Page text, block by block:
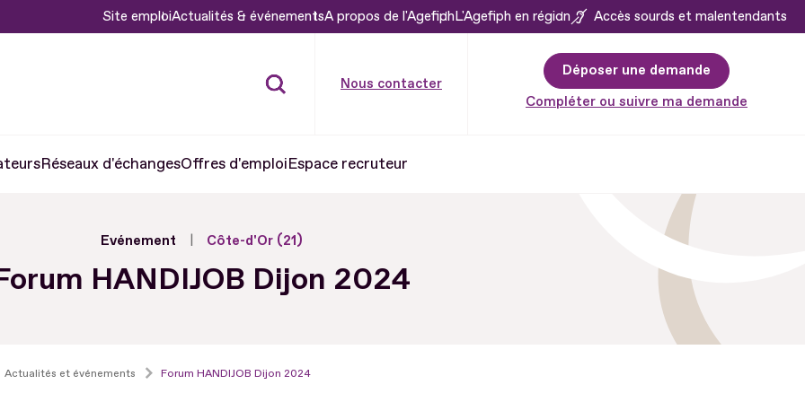
Site emploiActualités & événementsA propos de l'AgefiphL'Agefiph en région Accès sourds et malentendants
Nous contacter
Déposer une demande
Compléter ou suivre ma demande
Réseaux d'échangesOffres d'emploiEspace recruteur
Evénement Côte-d'Or (21)
HANDIJOB Dijon 2024
Actualités et événements Forum HANDIJOB Dijon 2024